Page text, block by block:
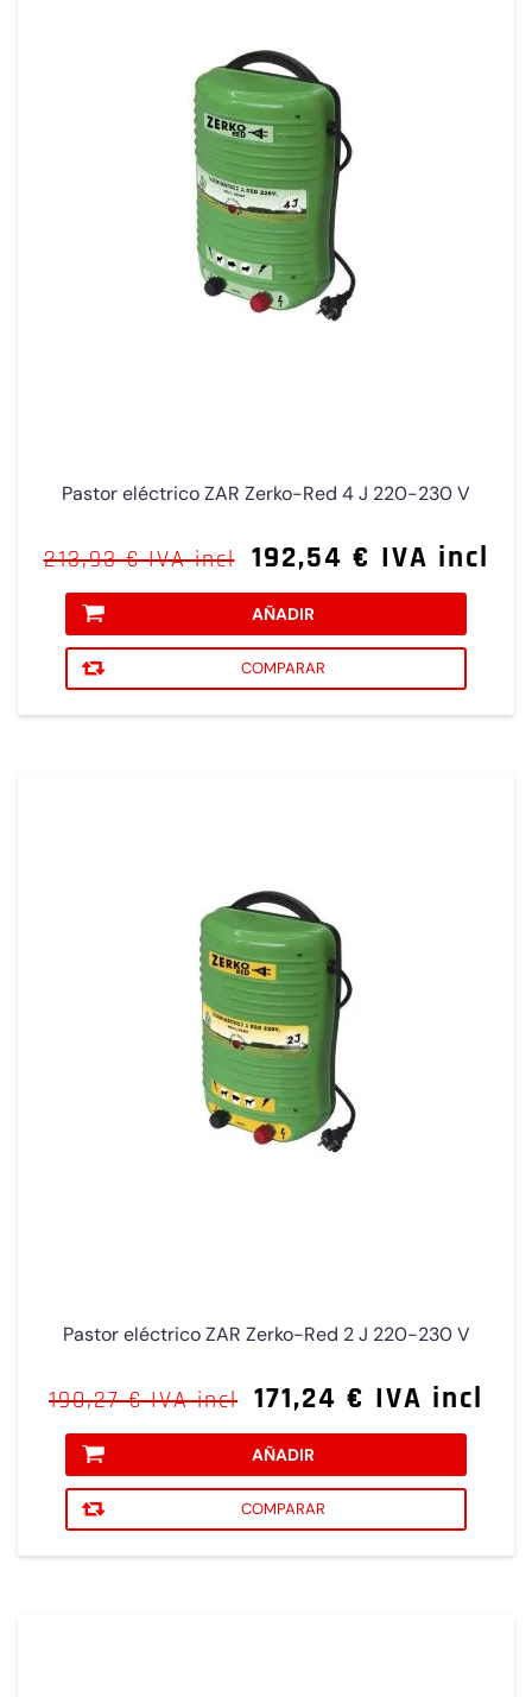
Pastor eléctrico ZAR Zerko-Red 4 J 220-230 V
213,93 € IVA incl 192,54 € IVA incl
AÑADIR
COMPARAR
Pastor eléctrico ZAR Zerko-Red 2 J 220-230 V
190,27 € IVA incl 171,24 € IVA incl
AÑADIR
COMPARAR